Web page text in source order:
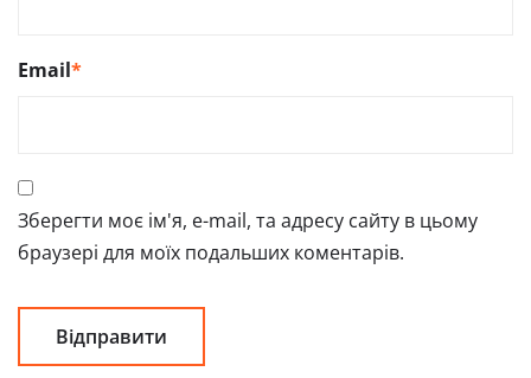
Email*
Зберегти моє ім'я, e-mail, та адресу сайту в цьому
браузері для моїх подальших коментарів.